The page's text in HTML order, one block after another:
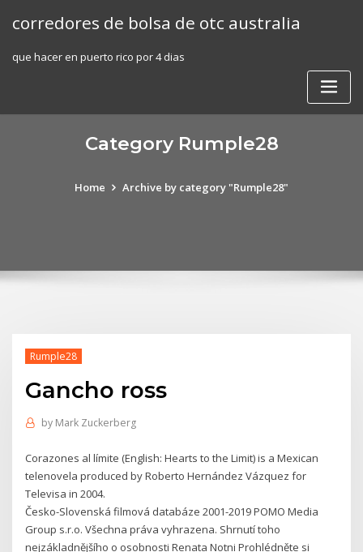
corredores de bolsa de otc australia
que hacer en puerto rico por 4 dias
Category Rumple28
Home Archive by category "Rumple28"
Rumple28
Gancho ross
by Mark Zuckerberg
Corazones al límite (English: Hearts to the Limit) is a Mexican
telenovela produced by Roberto Hernández Vázquez for
Televisa in 2004.
Česko-Slovenská filmová databáze 2001-2019 POMO Media
Group s.r.o. Všechna práva vyhrazena. Shrnutí toho
nejzákladnějšího o osobnosti Renata Notni Prohlédněte si